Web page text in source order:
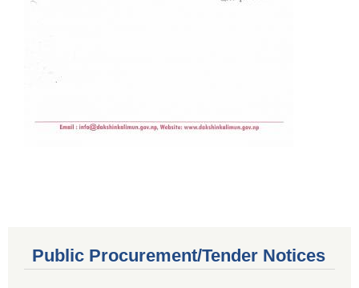
Public Procurement/Tender Notices